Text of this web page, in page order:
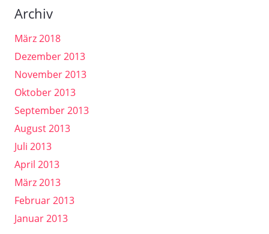
Archiv
März 2018
Dezember 2013
November 2013
Oktober 2013
September 2013
August 2013
Juli 2013
April 2013
März 2013
Februar 2013
Januar 2013